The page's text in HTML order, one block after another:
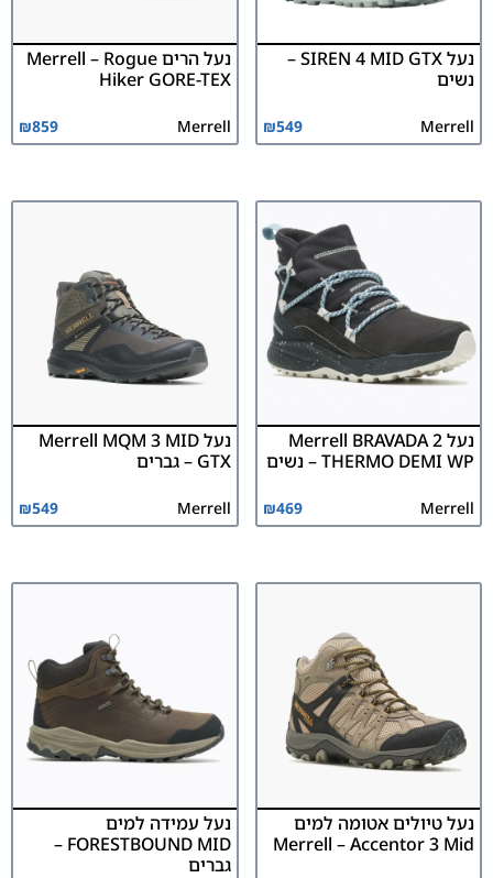
נעל SIREN 4 MID GTX –
נשים
Merrell
₪549
נעל הרים Merrell – Rogue
Hiker GORE-TEX
Merrell
₪859
נעל Merrell BRAVADA 2
THERMO DEMI WP – נשים
Merrell
₪469
נעל Merrell MQM 3 MID
GTX – גברים
Merrell
₪549
נעל טיולים אטומה למים
Merrell – Accentor 3 Mid
נעל עמידה למים
FORESTBOUND MID –
גברים